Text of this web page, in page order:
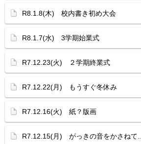
R8.1.8(木) 校内書き初め大会
R8.1.7(水) 3学期始業式
R7.12.23(火) ２学期終業式
R7.12.22(月) もうすぐ冬休み
R7.12.16(火) 紙？版画
R7.12.15(月) がっきの音をかさねて…